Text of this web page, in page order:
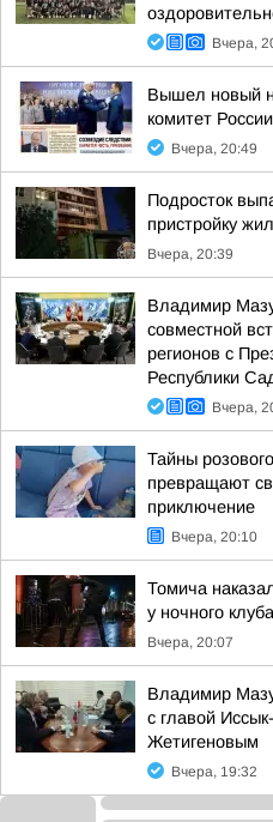
Вчера,
Вышел новый
комитет
Вчера, 20:49
Подросток
пристройку
Вчера, 20:39
Владимир
совместной
регионов с
Республики
Вчера,
Тайны
превращают
приключение
Вчера, 20:10
Томича
у ночного клуба
Вчера, 20:07
Владимир
с главой
Жетигеновым
Вчера, 19:32